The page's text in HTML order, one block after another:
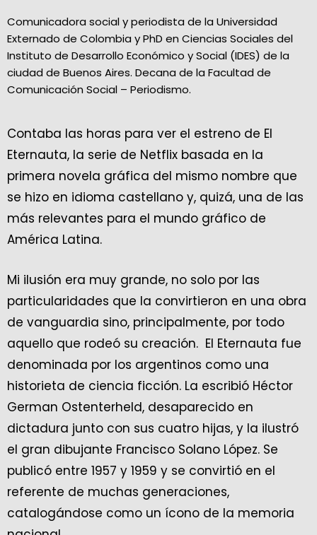
Comunicadora social y periodista de la Universidad
Externado de Colombia y PhD en Ciencias Sociales del
Instituto de Desarrollo Económico y Social (IDES) de la
ciudad de Buenos Aires. Decana de la Facultad de
Comunicación Social – Periodismo.
Contaba las horas para ver el estreno de El
Eternauta, la serie de Netflix basada en la
primera novela gráfica del mismo nombre que
se hizo en idioma castellano y, quizá, una de las
más relevantes para el mundo gráfico de
América Latina.
Mi ilusión era muy grande, no solo por las
particularidades que la convirtieron en una obra
de vanguardia sino, principalmente, por todo
aquello que rodeó su creación. El Eternauta fue
denominada por los argentinos como una
historieta de ciencia ficción. La escribió Héctor
German Ostenterheld, desaparecido en
dictadura junto con sus cuatro hijas, y la ilustró
el gran dibujante Francisco Solano López. Se
publicó entre 1957 y 1959 y se convirtió en el
referente de muchas generaciones,
catalogándose como un ícono de la memoria